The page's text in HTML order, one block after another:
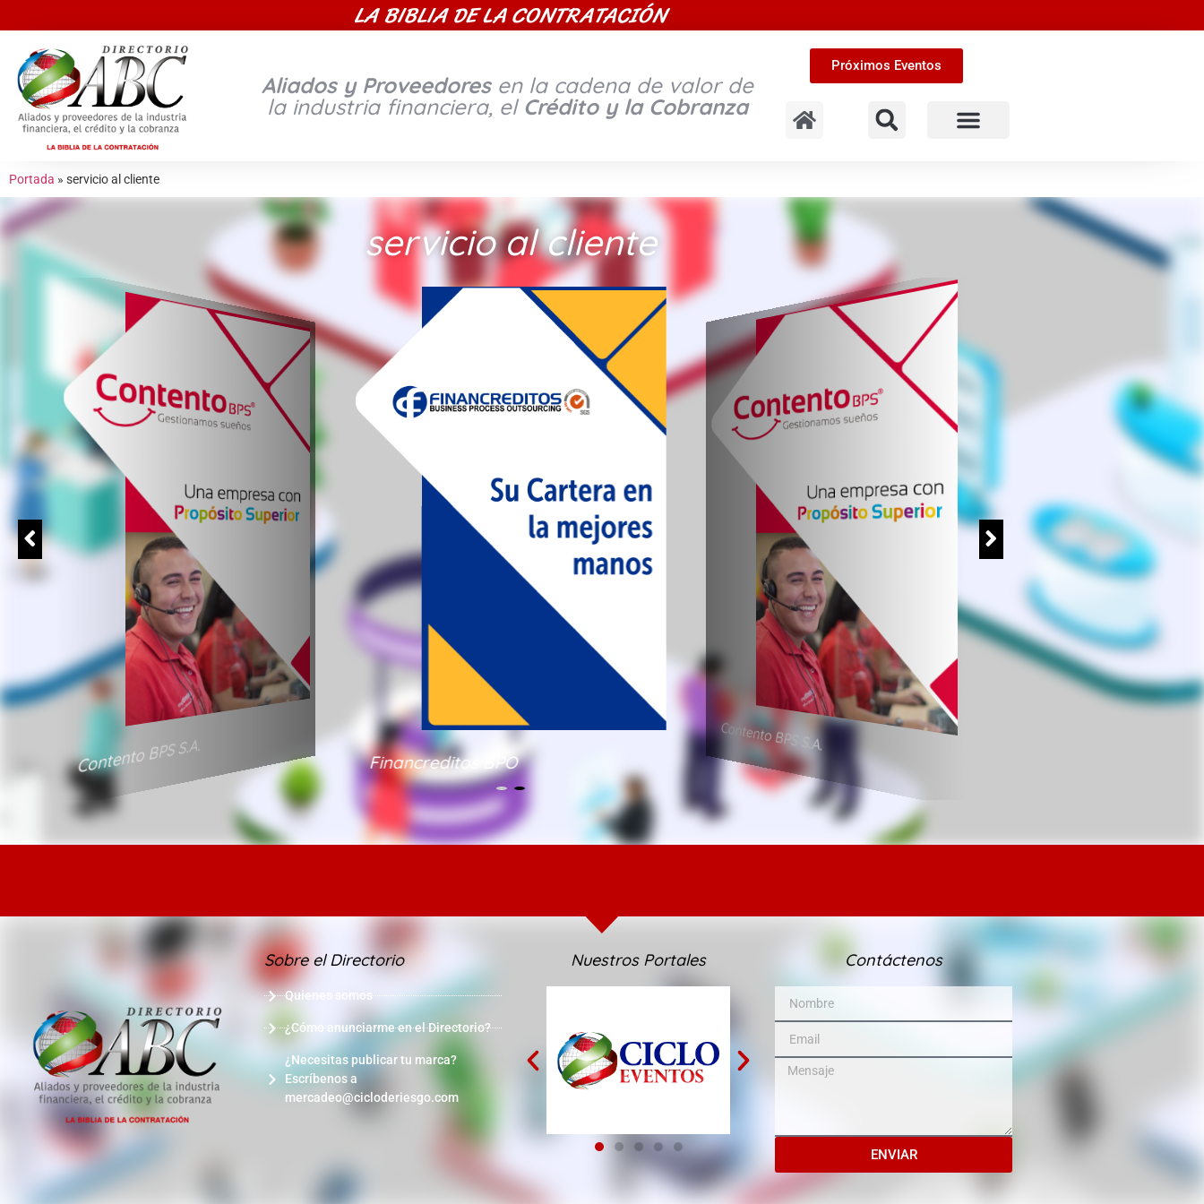
LA BIBLIA DE LA CONTRATACIÓN
Aliados y Proveedoresen la cadena de valor de
la industria financiera, el Crédito y la Cobranza
Próximos Eventos
Portada » servicio al cliente
servicio al cliente
Contento BPS S.A. Financreditos BPO
Contento BPS S.A.
Sobre el Directorio
Quienes somos
¿Cómo anunciarme en el Directorio?
¿Necesitas publicar tu marca?
Escríbenos a
mercadeo@cicloderiesgo.com
Nuestros Portales Contáctenos
ENVIAR